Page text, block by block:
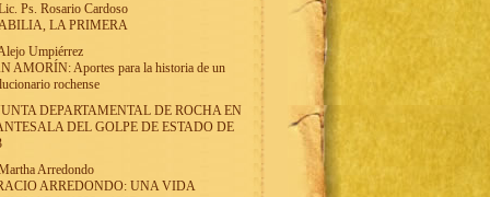
Ps. Rosario Cardoso
LA PRIMERA
Umpiérrez
AMORÍN: Aportes para la historia de un
rochense
DEPARTAMENTAL DE ROCHA EN
DEL GOLPE DE ESTADO DE
Arredondo
ARREDONDO: UNA VIDA